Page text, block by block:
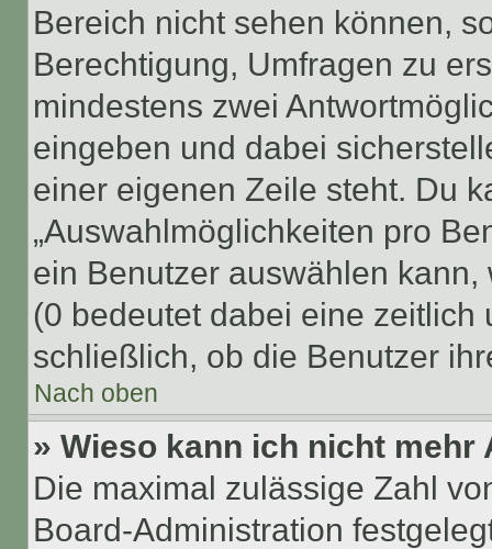
Bereich nicht sehen können,
Berechtigung, Umfragen zu
mindestens zwei
eingeben und dabei
einer eigenen Zeile steht. Du
„Auswahlmöglichkeiten pro
ein Benutzer auswählen
(0 bedeutet dabei eine
schließlich, ob die Benutzer
Nach oben
» Wieso kann ich nicht
Die maximal zulässige Zahl
Board-Administration